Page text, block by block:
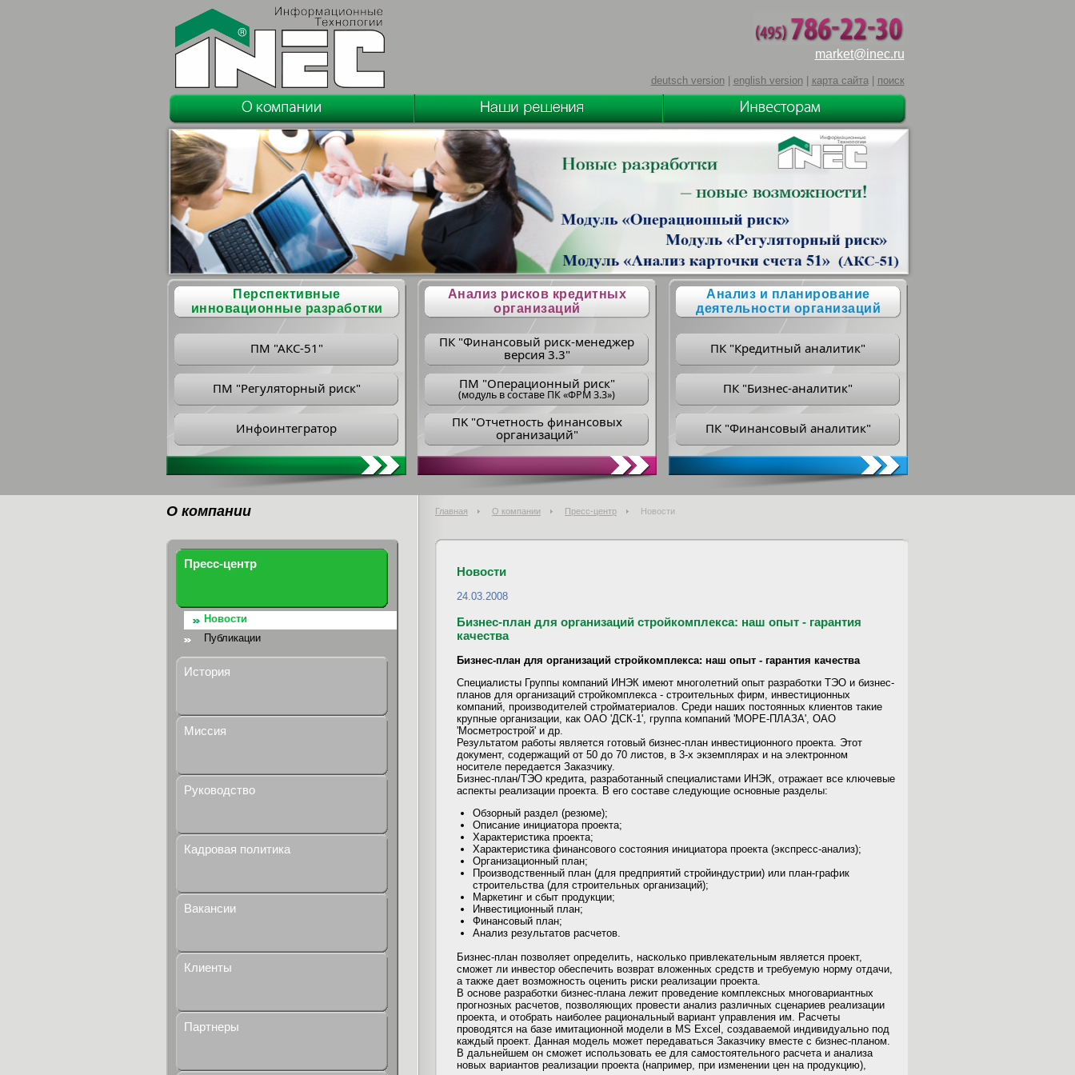
market@inec.ru
deutsch version| english version| карта сайта| поиск
Перспективные
инновационные разработки
ПМ "АКС-51"
ПМ "Регуляторный риск"
Инфоинтегратор
Анализ рисков кредитных
организаций
ПК "Финансовый риск-менеджер
версия 3.3"
ПM "Операционный риск"
(модуль в составе ПК «ФРМ 3.3»)
ПK "Отчетность финансовых
организаций"
Анализ и планирование
деятельности организаций
ПК "Кредитный аналитик"
ПК "Бизнес-аналитик"
ПК "Финансовый аналитик"
О компании Главная О компании Пресс-центр Новости
Пресс-центр
Новости
Публикации
История
Миссия
Руководство
Кадровая политика
Вакансии
Клиенты
Партнеры
Новости
24.03.2008
Бизнес-план для организаций стройкомплекса: наш опыт - гарантия
качества
Бизнес-план для организаций стройкомплекса: наш опыт - гарантия качества
Специалисты Группы компаний ИНЭК имеют многолетний опыт разработки ТЭО и бизнес-
планов для организаций стройкомплекса - строительных фирм, инвестиционных
компаний, производителей стройматериалов. Среди наших постоянных клиентов такие
крупные организации, как ОАО 'ДСК-1', группа компаний 'МОРЕ-ПЛАЗА', ОАО
'Мосметрострой' и др.
Результатом работы является готовый бизнес-план инвестиционного проекта. Этот
документ, содержащий от 50 до 70 листов, в 3-х экземплярах и на электронном
носителе передается Заказчику.
Бизнес-план/ТЭО кредита, разработанный специалистами ИНЭК, отражает все ключевые
аспекты реализации проекта. В его составе следующие основные разделы:
Обзорный раздел (резюме);
Описание инициатора проекта;
Характеристика проекта;
Характеристика финансового состояния инициатора проекта (экспресс-анализ);
Организационный план;
Производственный план (для предприятий стройиндустрии) или план-график
строительства (для строительных организаций);
Маркетинг и сбыт продукции;
Инвестиционный план;
Финансовый план;
Анализ результатов расчетов.
Бизнес-план позволяет определить, насколько привлекательным является проект,
сможет ли инвестор обеспечить возврат вложенных средств и требуемую норму отдачи,
а также дает возможность оценить риски реализации проекта.
В основе разработки бизнес-плана лежит проведение комплексных многовариантных
прогнозных расчетов, позволяющих провести анализ различных сценариев реализации
проекта, и отобрать наиболее рациональный вариант управления им. Расчеты
проводятся на базе имитационной модели в MS Excel, создаваемой индивидуально под
каждый проект. Данная модель может передаваться Заказчику вместе с бизнес-планом.
В дальнейшем он сможет использовать ее для самостоятельного расчета и анализа
новых вариантов реализации проекта (например, при изменении цен на продукцию),